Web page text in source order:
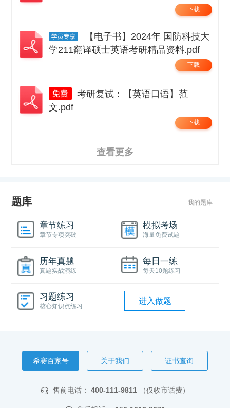
下载
学211翻译硕士英语考研精品资料.pdf
下载
考研复试：【英语口语】范
文.pdf
下载
查看更多
题库 我的题库
章节练习
章节专项突破
模拟考场
海量免费试题
历年真题
真题实战演练
每日一练
每天10题练习
习题练习
核心知识点练习
进入做题
希赛百家号 关于我们 证书查询
售前电话： 400-111-9811 （仅收市话费）